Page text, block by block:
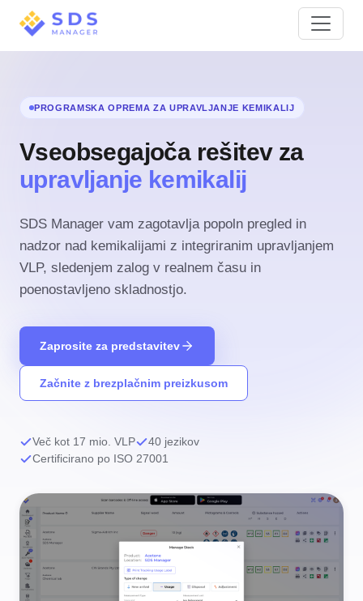
PROGRAMSKA OPREMA ZA UPRAVLJANJE KEMIKALIJ
Vseobsegajoča rešitev za
upravljanje kemikalij
SDS Manager vam zagotavlja popoln pregled in
nadzor nad kemikalijami z integriranim upravljanjem
VLP, sledenjem zalog v realnem času in
poenostavljeno skladnostjo.
Zaprosite za predstavitev
Začnite z brezplačnim preizkusom
Več kot 17 mio. VLP
40 jezikov
Certificirano po ISO 27001